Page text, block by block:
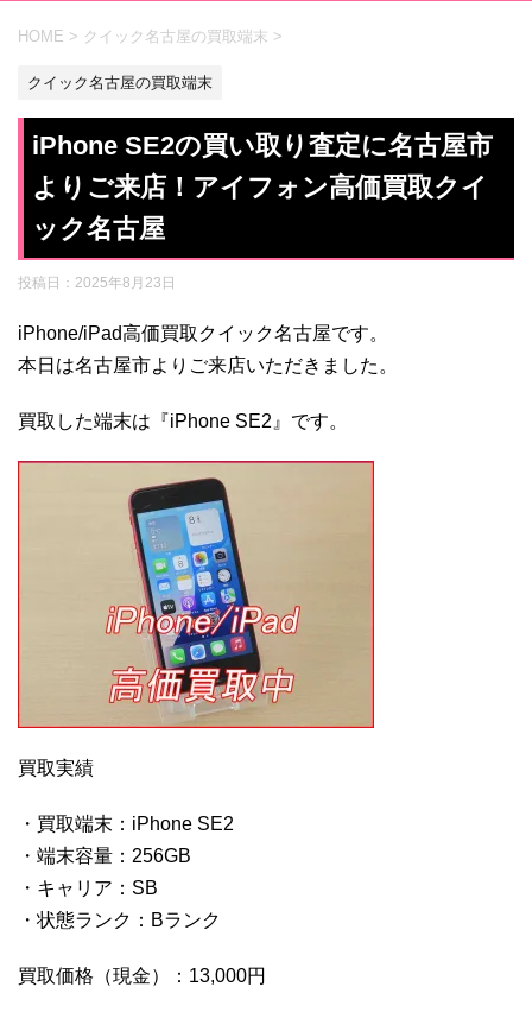
HOME > クイック名古屋の買取端末 >
クイック名古屋の買取端末
iPhone SE2の買い取り査定に名古屋市
よりご来店！アイフォン高価買取クイ
ック名古屋
投稿日： 2025年8月23日
iPhone/iPad高価買取クイック名古屋です。
本日は名古屋市よりご来店いただきました。
買取した端末は『iPhone SE2』です。
買取実績
・買取端末：iPhone SE2
・端末容量：256GB
・キャリア：SB
・状態ランク：Bランク
買取価格（現金）：13,000円